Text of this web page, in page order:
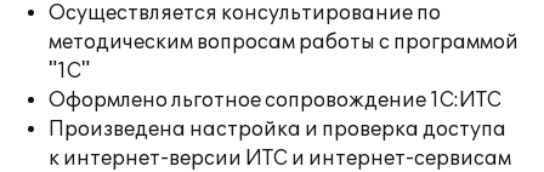
Осуществляется консультирование по
методическим вопросам работы с программой
"1С"
Оформлено льготное сопровождение 1С:ИТС
Произведена настройка и проверка доступа
к интернет-версии ИТС и интернет-сервисам